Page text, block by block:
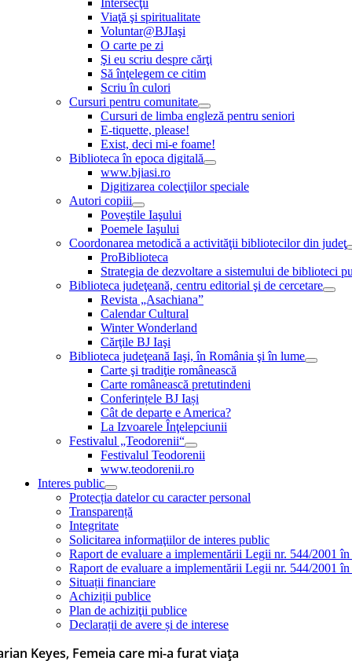
Intersecţii
Viaţă şi spiritualitate
Voluntar@BJIaşi
O carte pe zi
Şi eu scriu despre cărţi
Să înţelegem ce citim
Scriu în culori
Cursuri pentru comunitate
Cursuri de limba engleză pentru seniori
E-tiquette, please!
Exist, deci mi-e foame!
Biblioteca în epoca digitală
www.bjiasi.ro
Digitizarea colecţiilor speciale
Autori copiii
Poveştile Iaşului
Poemele Iaşului
Coordonarea metodică a activităţii bibliotecilor din judeţ
ProBiblioteca
Strategia de dezvoltare a sistemului de biblioteci
Biblioteca judeţeană, centru editorial şi de cercetare
Revista „Asachiana”
Calendar Cultural
Winter Wonderland
Cărţile BJ Iaşi
Biblioteca judeţeană Iaşi, în România şi în lume
Carte şi tradiţie românească
Carte românească pretutindeni
Conferințele BJ Iași
Cât de departe e America?
La Izvoarele Înţelepciunii
Festivalul „Teodorenii“
Festivalul Teodorenii
www.teodorenii.ro
Interes public
Protecția datelor cu caracter personal
Transparență
Integritate
Solicitarea informaţiilor de interes public
Raport de evaluare a implementării Legii nr. 544/2001
Raport de evaluare a implementării Legii nr. 544/2001
Situații financiare
Achiziții publice
Plan de achiziţii publice
Declarații de avere și de interese
Keyes, Femeia care mi-a furat viaţa